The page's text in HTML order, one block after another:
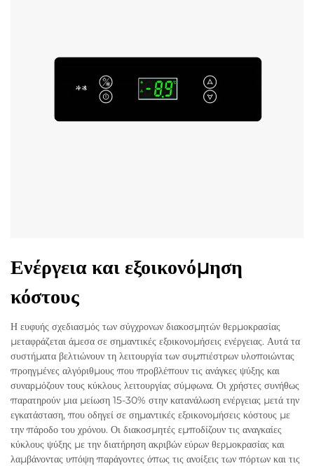
Ενέργεια και εξοικονόμηση
κόστους
Η ευφυής σχεδιασμός των σύγχρονων διακοσμητών θερμοκρασίας
μεταφράζεται άμεσα σε σημαντικές εξοικονομήσεις ενέργειας. Αυτά τα
συστήματα βελτιώνουν τη λειτουργία των συμπιέστρων υλοποιώντας
προηγμένες αλγόριθμους που προβλέπουν τις ανάγκες ψύξης και
συναρμόζουν τους κύκλους λειτουργίας σύμφωνα. Οι χρήστες συνήθως
παρατηρούν μια μείωση 15-30% στην κατανάλωση ενέργειας μετά την
εγκατάσταση, που οδηγεί σε σημαντικές εξοικονομήσεις κόστους με
την πάροδο του χρόνου. Οι διακοσμητές εμποδίζουν τις αναγκαίες
κύκλους ψύξης με την διατήρηση ακριβών εύρων θερμοκρασίας και
λαμβάνοντας υπόψη παράγοντες όπως τις ανοίξεις των πόρτων και τις